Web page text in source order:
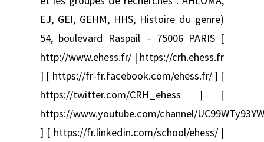
EJ, GEI, GEHM, HHS, Histoire du genre)
54, boulevard Raspail – 75006 PARIS [
http://www.ehess.fr/ | https://crh.ehess.fr
] [ https://fr-fr.facebook.com/ehess.fr/ ] [
https://twitter.com/CRH_ehess ] [
https://www.youtube.com/channel/
] [ https://fr.linkedin.com/school/ehess/ |